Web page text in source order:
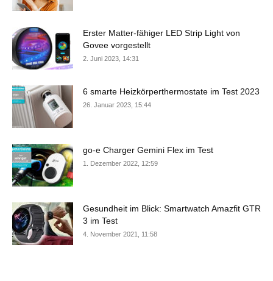
Erster Matter-fähiger LED Strip Light von
Govee vorgestellt
2. Juni 2023, 14:31
6 smarte Heizkörperthermostate im Test 2023
26. Januar 2023, 15:44
go-e Charger Gemini Flex im Test
1. Dezember 2022, 12:59
Gesundheit im Blick: Smartwatch Amazfit GTR
3 im Test
4. November 2021, 11:58